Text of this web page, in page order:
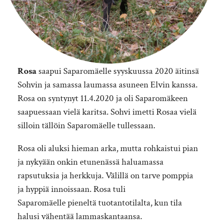
Rosasaapui Saparomäelle syyskuussa 2020 äitinsä
Sohvin ja samassa laumassa asuneen Elvin kanssa.
Rosa on syntynyt 11.4.2020 ja oli Saparomäkeen
saapuessaan vielä karitsa. Sohvi imetti Rosaa vielä
silloin tällöin Saparomäelle tullessaan.
Rosa oli aluksi hieman arka, mutta rohkaistui pian
ja nykyään onkin etunenässä haluamassa
rapsutuksia ja herkkuja. Välillä on tarve pomppia
ja hyppiä innoissaan. Rosa tuli
Saparomäelle pieneltä tuotantotilalta, kun tila
halusi vähentää lammaskantaansa.